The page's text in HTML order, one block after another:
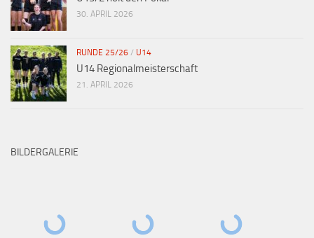
30. APRIL 2026
RUNDE 25/26 / U14
U14 Regionalmeisterschaft
21. APRIL 2026
BILDERGALERIE